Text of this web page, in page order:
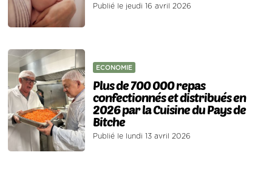
Publié le jeudi 16 avril 2026
ECONOMIE
Plus de 700 000 repas
confectionnés et distribués en
2026 par la Cuisine du Pays de
Bitche
Publié le lundi 13 avril 2026